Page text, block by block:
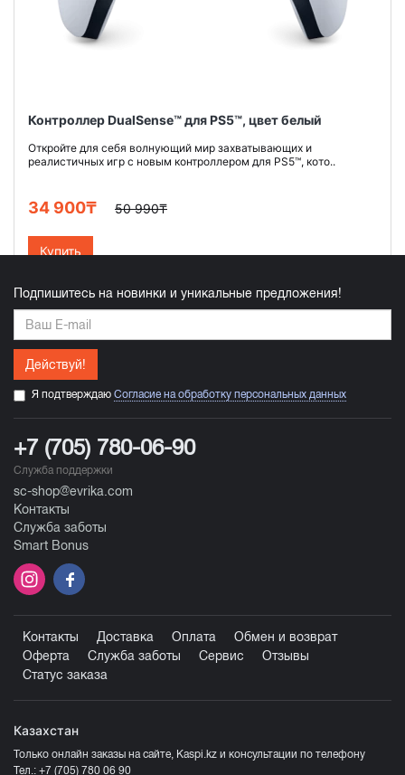
Контроллер DualSense™ для PS5™, цвет белый
Откройте для себя волнующий мир захватывающих и
реалистичных игр с новым контроллером для PS5™, кото..
34 900₸ 50 990₸
Купить
Подпишитесь на новинки и уникальные предложения!
Действуй!
Я подтверждаю Согласие на обработку персональных данных
+7 (705) 780-06-90
Служба поддержки
sc-shop@evrika.com
Контакты
Служба заботы
Smart Bonus
Контакты Доставка Оплата
Обмен и возврат
Оферта
Служба заботы Сервис
Отзывы
Статус заказа
Казахстан
Только онлайн заказы на сайте, Kaspi.kz и консультации по телефону
Тел.: +7 (705) 780 06 90